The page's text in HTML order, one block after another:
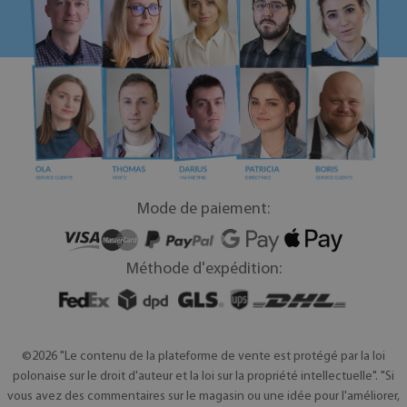
Mode de paiement:
Méthode d'expédition:
©2026 "Le contenu de la plateforme de vente est protégé par la loi
polonaise sur le droit d'auteur et la loi sur la propriété intellectuelle". "Si
vous avez des commentaires sur le magasin ou une idée pour l'améliorer,